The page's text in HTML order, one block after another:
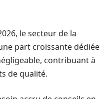
le secteur de la
part croissante dédiée
contribuant à
de qualité.